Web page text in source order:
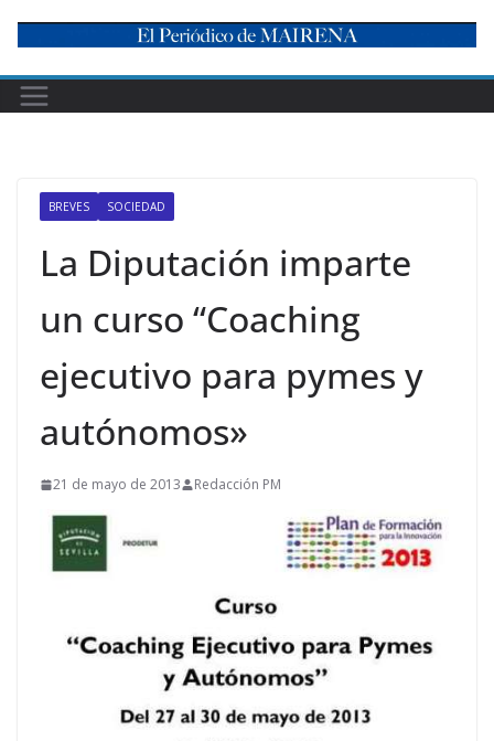
content
BREVES SOCIEDAD
La Diputación imparte
un curso “Coaching
ejecutivo para pymes y
autónomos»
21 de mayo de 2013 Redacción PM